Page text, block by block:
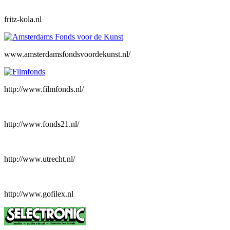
fritz-kola.nl
www.amsterdamsfondsvoordekunst.nl/
http://www.filmfonds.nl/
http://www.fonds21.nl/
http://www.utrecht.nl/
http://www.gofilex.nl